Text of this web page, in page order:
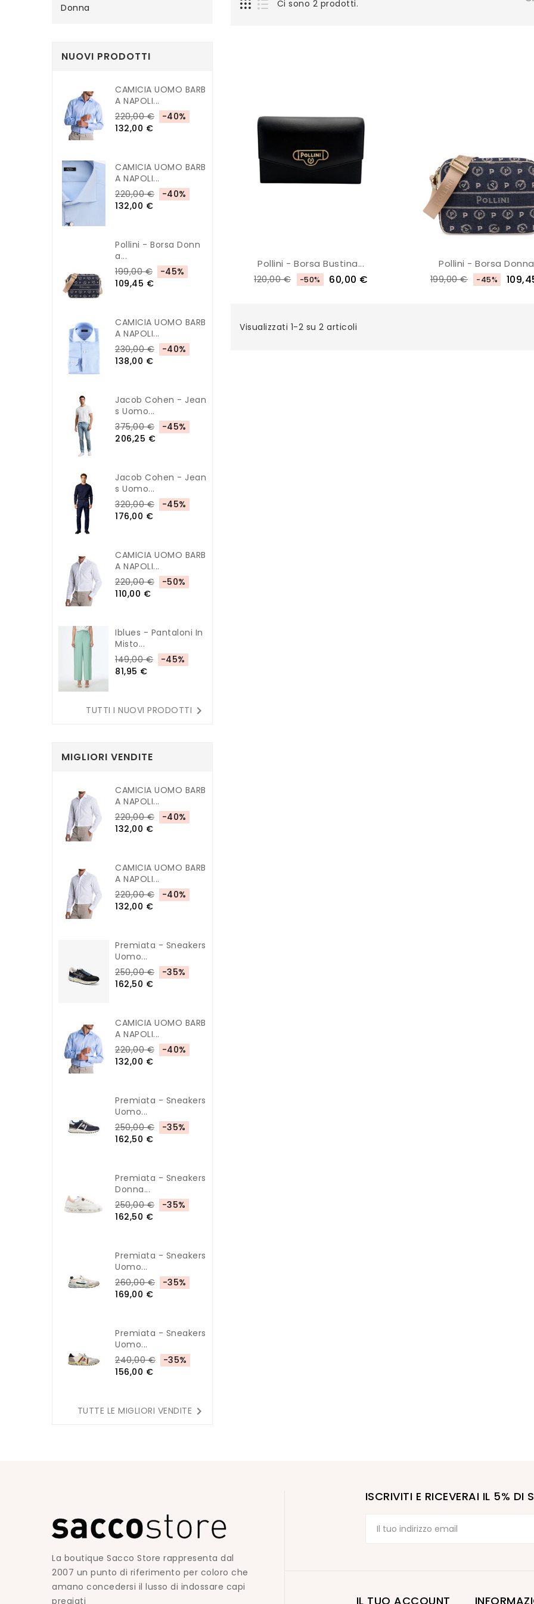
Donna
NUOVI PRODOTTI
CAMICIA UOMO BARB
A NAPOLI...
220,00 €
-40%
132,00 €
CAMICIA UOMO BARB
A NAPOLI...
220,00 €
-40%
132,00 €
Pollini - Borsa Donn
A...
199,00 €
-45%
109,45 €
CAMICIA UOMO BARB
A NAPOLI...
230,00 €
-40%
138,00 €
Jacob Cohen - Jean
S Uomo...
375,00 €
-45%
206,25 €
Jacob Cohen - Jean
S Uomo...
320,00 €
-45%
176,00 €
CAMICIA UOMO BARB
A NAPOLI...
220,00 €
-50%
110,00 €
Iblues - Pantaloni In
Misto...
149,00 €
-45%
81,95 €
TUTTI I NUOVI PRODOTTI 
MIGLIORI VENDITE
CAMICIA UOMO BARB
A NAPOLI...
220,00 €
-40%
132,00 €
CAMICIA UOMO BARB
A NAPOLI...
220,00 €
-40%
132,00 €
Premiata - Sneakers
Uomo...
250,00 €
-35%
162,50 €
CAMICIA UOMO BARB
A NAPOLI...
220,00 €
-40%
132,00 €
Premiata - Sneakers
Uomo...
250,00 €
-35%
162,50 €
Premiata - Sneakers
Donna...
250,00 €
-35%
162,50 €
Premiata - Sneakers
Uomo...
260,00 €
-35%
169,00 €
Premiata - Sneakers
Uomo...
240,00 €
-35%
156,00 €
TUTTE LE MIGLIORI VENDITE 
Ci sono 2 prodotti.
Pollini - Borsa Bustina...
120,00 € -50% 60,00 €
Pollini - Borsa
199,00 € -45%
Visualizzati 1-2 su 2 articoli
La boutique Sacco Store rappresenta dal
2007 un punto di riferimento per coloro che
amano concedersi il lusso di indossare capi
pregiati
ISCRIVITI E RICEVERAI IL 5% DI
IL TUO ACCOUNT